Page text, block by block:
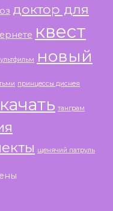
доктор для
квест
новый
принцессы диснея
танграм
щенячий патруль